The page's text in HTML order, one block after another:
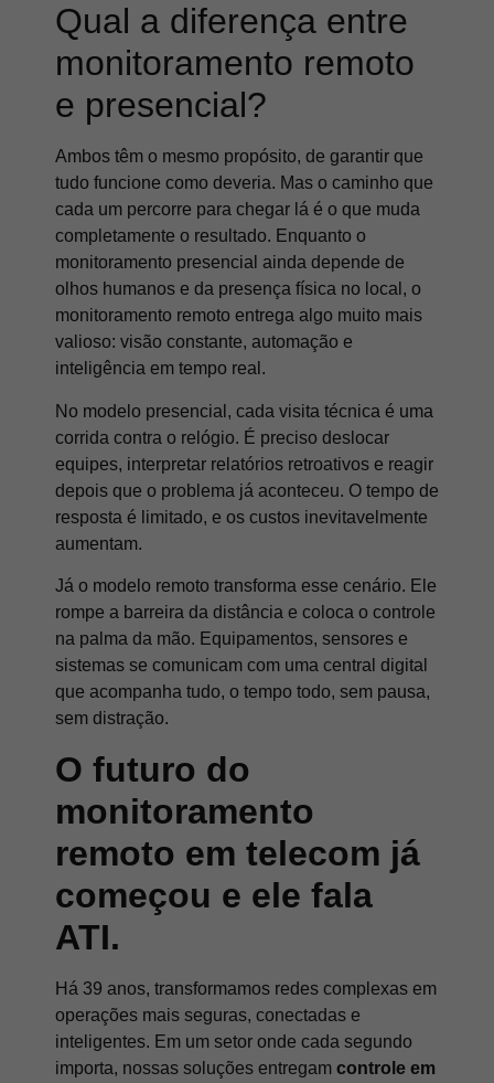
Qual a diferença entre
monitoramento remoto
e presencial?
Ambos têm o mesmo propósito, de garantir que
tudo funcione como deveria. Mas o caminho que
cada um percorre para chegar lá é o que muda
completamente o resultado. Enquanto o
monitoramento presencial ainda depende de
olhos humanos e da presença física no local, o
monitoramento remoto entrega algo muito mais
valioso: visão constante, automação e
inteligência em tempo real.
No modelo presencial, cada visita técnica é uma
corrida contra o relógio. É preciso deslocar
equipes, interpretar relatórios retroativos e reagir
depois que o problema já aconteceu. O tempo de
resposta é limitado, e os custos inevitavelmente
aumentam.
Já o modelo remoto transforma esse cenário. Ele
rompe a barreira da distância e coloca o controle
na palma da mão. Equipamentos, sensores e
sistemas se comunicam com uma central digital
que acompanha tudo, o tempo todo, sem pausa,
sem distração.
O futuro do
monitoramento
remoto em telecom já
começou e ele fala
ATI.
Há 39 anos, transformamos redes complexas em
operações mais seguras, conectadas e
inteligentes. Em um setor onde cada segundo
importa, nossas soluções entregam controle em